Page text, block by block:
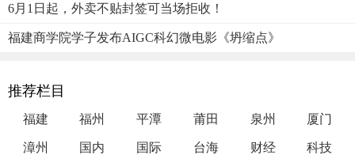
6月1日起，外卖不贴封签可当场拒收！
福建商学院学子发布AIGC科幻微电影《坍缩点》
推荐栏目
福建 福州 平潭 莆田 泉州 厦门
漳州 国内 国际 台海 财经 科技